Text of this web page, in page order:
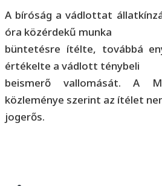
A bíróság a vádlottat
óra közérdekű munka
büntetésre ítélte, továbbá
értékelte a vádlott ténybeli
beismerő vallomását. A
közleménye szerint az ítélet
jogerős.